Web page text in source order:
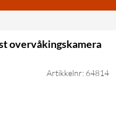
OVERVÅKINGSKAMERA 3-
overvåkingskamera
Artikkelnr: 64814